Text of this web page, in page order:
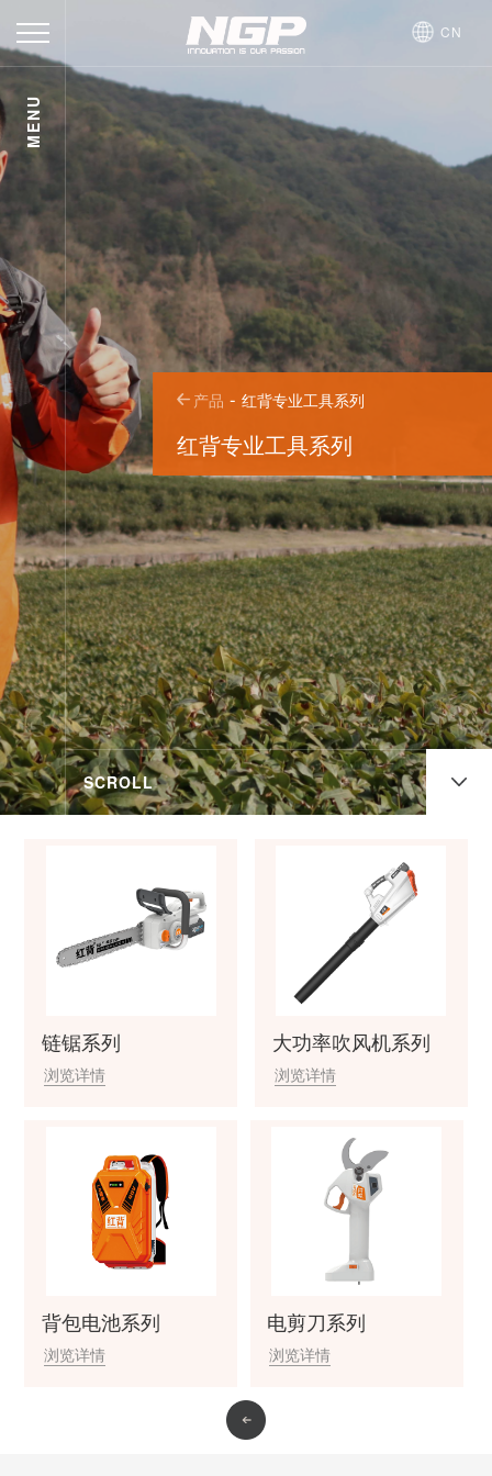
产品 - 红背专业工具系列
红背专业工具系列
耀
育
（中
国）
RONGYAO·
方
网
页
版
关
品
新
闻
招
聘
联
系
CN
MENU
SCROLL
链锯系列
浏览详情
大功率吹风机系列
浏览详情
背包电池系列
浏览详情
电剪刀系列
浏览详情